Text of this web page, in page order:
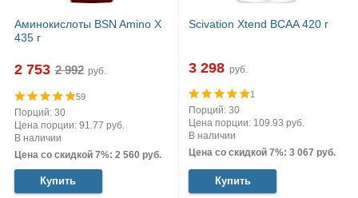
Аминокислоты BSN Amino X
435 г
2 753 руб.
59
Порций: 30
Цена порции: 91.77 руб.
В наличии
Цена со скидкой 7%: 2 560 руб.
Купить
Scivation Xtend BCAA 420 г
3 298 руб.
1
Порций: 30
Цена порции: 109.93 руб.
В наличии
Цена со скидкой 7%: 3 067 руб.
Купить